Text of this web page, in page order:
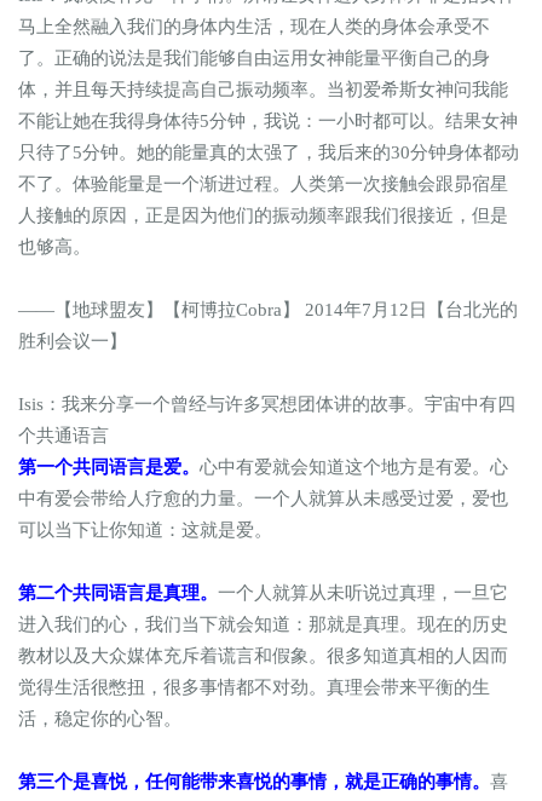
马上全然融入我们的身体内生活，现在人类的身体会承受不
了。正确的说法是我们能够自由运用女神能量平衡自己的身
体，并且每天持续提高自己振动频率。当初爱希斯女神问我能
不能让她在我得身体待5分钟，我说：一小时都可以。结果女神
只待了5分钟。她的能量真的太强了，我后来的30分钟身体都动
不了。体验能量是一个渐进过程。人类第一次接触会跟昴宿星
人接触的原因，正是因为他们的振动频率跟我们很接近，但是
也够高。
——【地球盟友】【柯博拉Cobra】 2014年7月12日【台北光的
胜利会议一】
Isis：我来分享一个曾经与许多冥想团体讲的故事。宇宙中有四
个共通语言
第一个共同语言是爱。 心中有爱就会知道这个地方是有爱。心
中有爱会带给人疗愈的力量。一个人就算从未感受过爱，爱也
可以当下让你知道：这就是爱。
第二个共同语言是真理。 一个人就算从未听说过真理，一旦它
进入我们的心，我们当下就会知道：那就是真理。现在的历史
教材以及大众媒体充斥着谎言和假象。很多知道真相的人因而
觉得生活很憋扭，很多事情都不对劲。真理会带来平衡的生
活，稳定你的心智。
第三个是喜悦，任何能带来喜悦的事情，就是正确的事情。 喜